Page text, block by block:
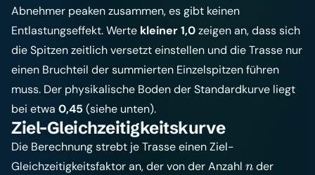
Abnehmer peaken zusammen, es gibt keinen
Entlastungseffekt. Werte kleiner 1,0zeigen an, dass sich
die Spitzen zeitlich versetzt einstellen und die Trasse nur
einen Bruchteil der summierten Einzelspitzen führen
muss. Der physikalische Boden der Standardkurve liegt
bei etwa 0,45 (siehe unten).
Ziel-Gleichzeitigkeitskurve
Die Berechnung strebt je Trasse einen Ziel-
Gleichzeitigkeitsfaktor an, der von der Anzahl n
n der